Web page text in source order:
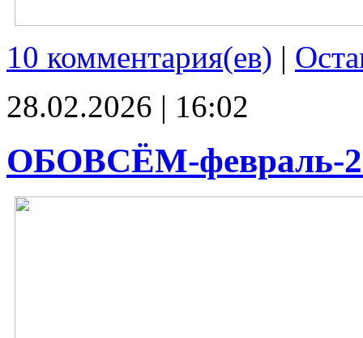
10 комментария(ев) |
28.02.2026 | 16:02
ОБОВСЁМ-февраль-